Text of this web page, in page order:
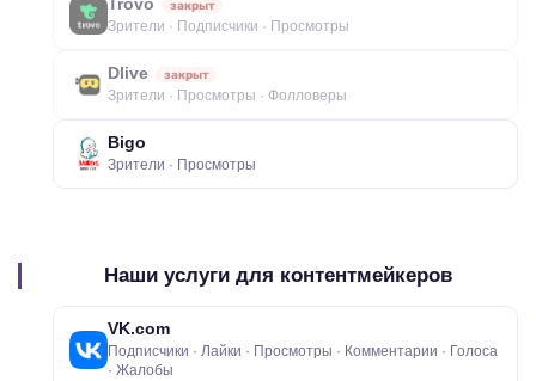
Trovo закрыт
Зрители · Подписчики · Просмотры
Dlive закрыт
Зрители · Просмотры · Фолловеры
Bigo
Зрители · Просмотры
Наши услуги для контентмейкеров
VK.com
Подписчики · Лайки · Просмотры · Комментарии · Голоса
· Жалобы